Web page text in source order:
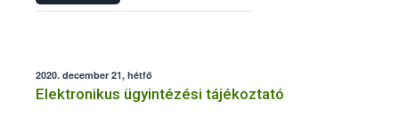
2020. december 21, hétfő
Elektronikus ügyintézési tájékoztató